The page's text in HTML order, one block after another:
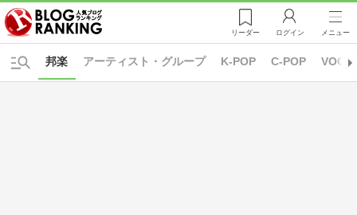
リーダー ログイン メニュー
アーティスト・グループ K-POP
邦楽 C-POP